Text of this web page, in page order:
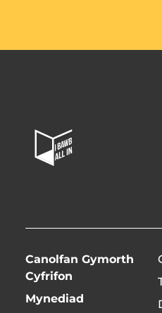
Home
Page
Canolfan Gymorth
Cyfrifon
Mynediad